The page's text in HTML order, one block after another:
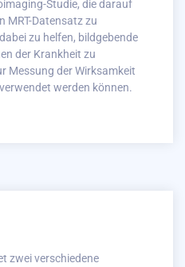
Studie, die darauf
MRT-Datensatz zu
zu helfen, bildgebende
der Krankheit zu
Messung der Wirksamkeit
werden können.
zwei verschiedene